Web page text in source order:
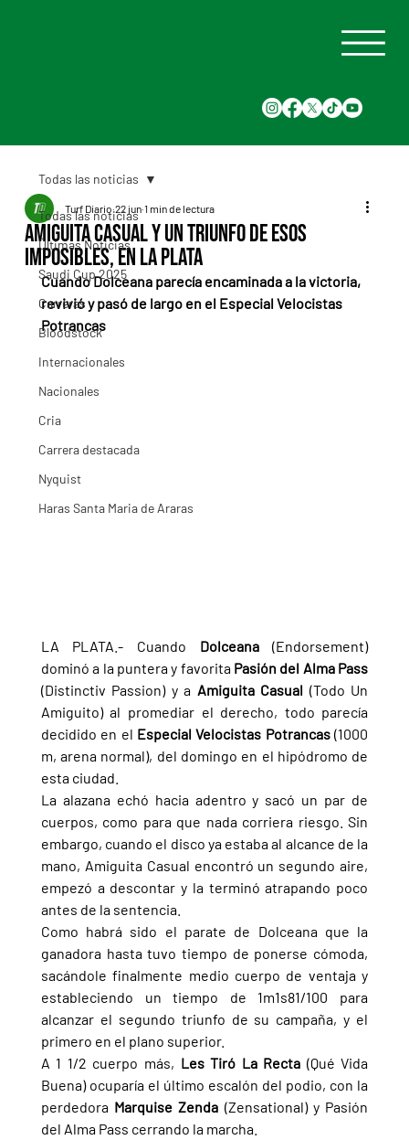
Todas las noticias
Últimas Noticias
Saudi Cup 2025
Carreras
Bloodstock
Internacionales
Nacionales
Cria
Carrera destacada
Nyquist
Haras Santa Maria de Araras
Todas las noticias
Amiguita Casual y un triunfo de esos
imposibles, en La Plata
Turf Diario 22 jun 1 min de lectura
Cuando Dolceana parecía encaminada a la victoria,
revivió y pasó de largo en el Especial Velocistas
Potrancas
LA PLATA.- Cuando Dolceana (Endorsement)
dominó a la puntera y favorita
(Distinctiv Passion) y a Amiguita Casual (Todo Un
Amiguito) al promediar el derecho, todo parecía
decidido en el Especial Velocistas Potrancas (1000
m, arena normal), del domingo en el hipódromo de
esta ciudad.
La alazana echó hacia adentro y sacó un par de
cuerpos, como para que nada corriera riesgo. Sin
embargo, cuando el disco ya estaba al alcance de la
mano, Amiguita Casual encontró un segundo aire,
empezó a descontar y la terminó atrapando poco
antes de la sentencia.
Como habrá sido el parate de Dolceana que la
ganadora hasta tuvo tiempo de ponerse cómoda,
sacándole finalmente medio cuerpo de ventaja y
estableciendo un tiempo de 1m1s81/100 para
alcanzar el segundo triunfo de su campaña, y el
primero en el plano superior.
A 1 1/2 cuerpo más, Les Tiró La Recta (Qué Vida
Buena) ocuparía el último escalón del podio, con la
perdedora Marquise Zenda (Zensational) y Pasión
del Alma Pass cerrando la marcha.